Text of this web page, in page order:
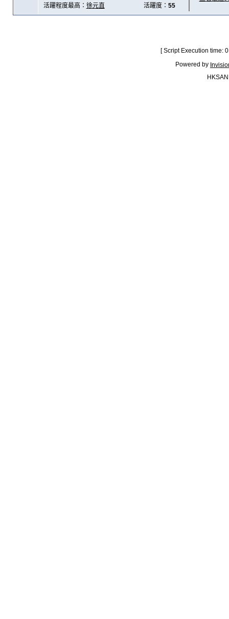
活躍程度最高： 徐元直 活躍度： 55
[ Script Execution time:
Powered by